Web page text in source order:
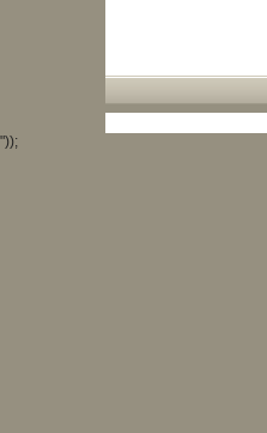
"));